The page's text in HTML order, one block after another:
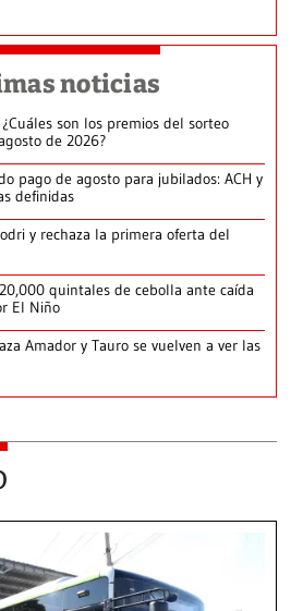
noticias
son los premios del sorteo
de 2026?
pago de agosto para jubilados: ACH y
definidas
y rechaza la primera oferta del
quintales de cebolla ante caída
El Niño
Amador y Tauro se vuelven a ver las